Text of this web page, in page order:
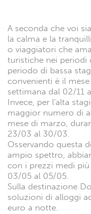
A seconda che voi
la calma e la
o viaggiatori che
turistiche nei periodi
periodo di bassa
convenienti è il
settimana dal 02/11
Invece, per l'alta
maggior numero di
mese di marzo,
23/03 al 30/03.
Osservando questa
ampio spettro,
con i prezzi medi
03/05 al 05/05.
Sulla destinazione
soluzioni di alloggi
euro a notte.